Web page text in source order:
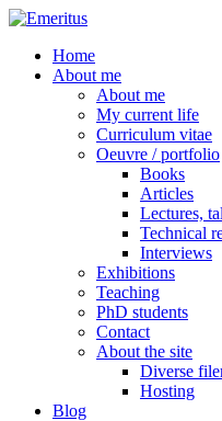
Skip
main
content
search
Menu
Home
About me
About me
My current life
Curriculum vitae
Oeuvre / portfolio
Books
Articles
Lectures,
Technical
Interviews
Exhibitions
Teaching
PhD students
Contact
About the site
Diverse
Hosting
Blog